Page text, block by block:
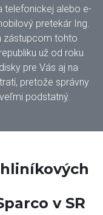
telefonickej alebo e-
pretekár Ing.
zástupcom tohto
už od roku
pre Vás aj na
pretože správny
podstatný.
v SR